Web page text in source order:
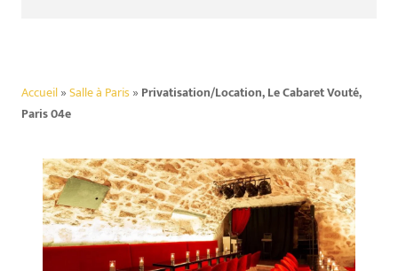
Accueil»Salle à Paris » Privatisation/Location, Le Cabaret Vouté,
Paris 04e